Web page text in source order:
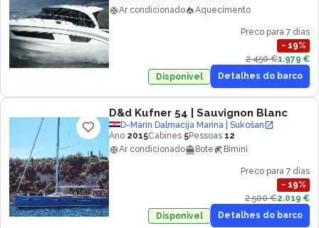
Ar condicionado
Aquecimento
Preco para 7 dias
− 19%
2.450 €1.979 €
Disponivel
Detalhes do barco
D&d Kufner 54 | Sauvignon Blanc
D-Marin Dalmacija Marina | Sukošan
Ano 2015Cabines 5Pessoas 12
Ar condicionado
Bote Bimini
Preco para 7 dias
− 19%
2.500 €2.019 €
Disponivel
Detalhes do barco